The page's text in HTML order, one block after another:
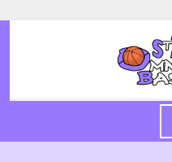
to